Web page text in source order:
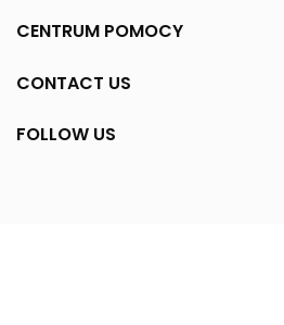
CENTRUM POMOCY
CONTACT US
FOLLOW US